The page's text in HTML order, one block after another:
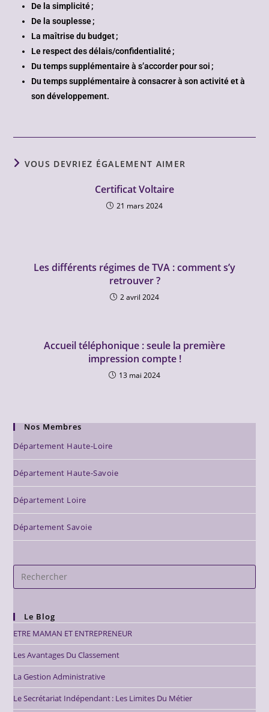
De la simplicité ;
De la souplesse ;
La maîtrise du budget ;
Le respect des délais/confidentialité ;
Du temps supplémentaire à s’accorder pour soi ;
Du temps supplémentaire à consacrer à son activité et à
son développement.
VOUS DEVRIEZ ÉGALEMENT AIMER
Certificat Voltaire
21 mars 2024
Les différents régimes de TVA : comment s’y
retrouver ?
2 avril 2024
Accueil téléphonique : seule la première
impression compte !
13 mai 2024
Nos Membres
Département Haute-Loire
Département Haute-Savoie
Département Loire
Département Savoie
Le Blog
ETRE MAMAN ET ENTREPRENEUR
Les Avantages Du Classement
La Gestion Administrative
Le Secrétariat Indépendant : Les Limites Du Métier